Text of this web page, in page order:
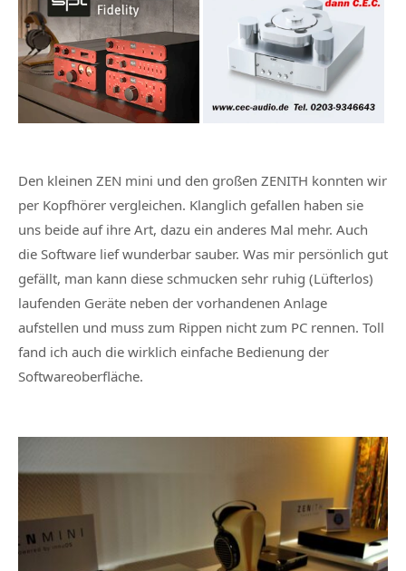
Den kleinen ZEN mini und den großen ZENITH konnten wir
per Kopfhörer vergleichen. Klanglich gefallen haben sie
uns beide auf ihre Art, dazu ein anderes Mal mehr. Auch
die Software lief wunderbar sauber. Was mir persönlich gut
gefällt, man kann diese schmucken sehr ruhig (Lüfterlos)
laufenden Geräte neben der vorhandenen Anlage
aufstellen und muss zum Rippen nicht zum PC rennen. Toll
fand ich auch die wirklich einfache Bedienung der
Softwareoberfläche.